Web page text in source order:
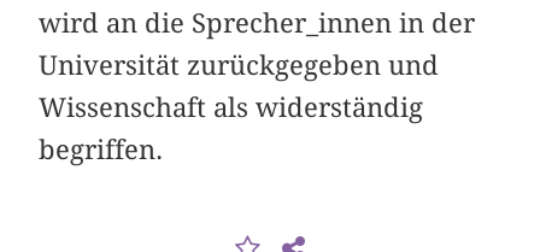
wird an die Sprecher_innen in der
Universität zurückgegeben und
Wissenschaft als widerständig
begriffen.